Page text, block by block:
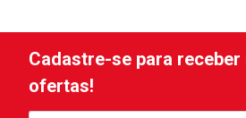
Cadastre-se para receber
ofertas!